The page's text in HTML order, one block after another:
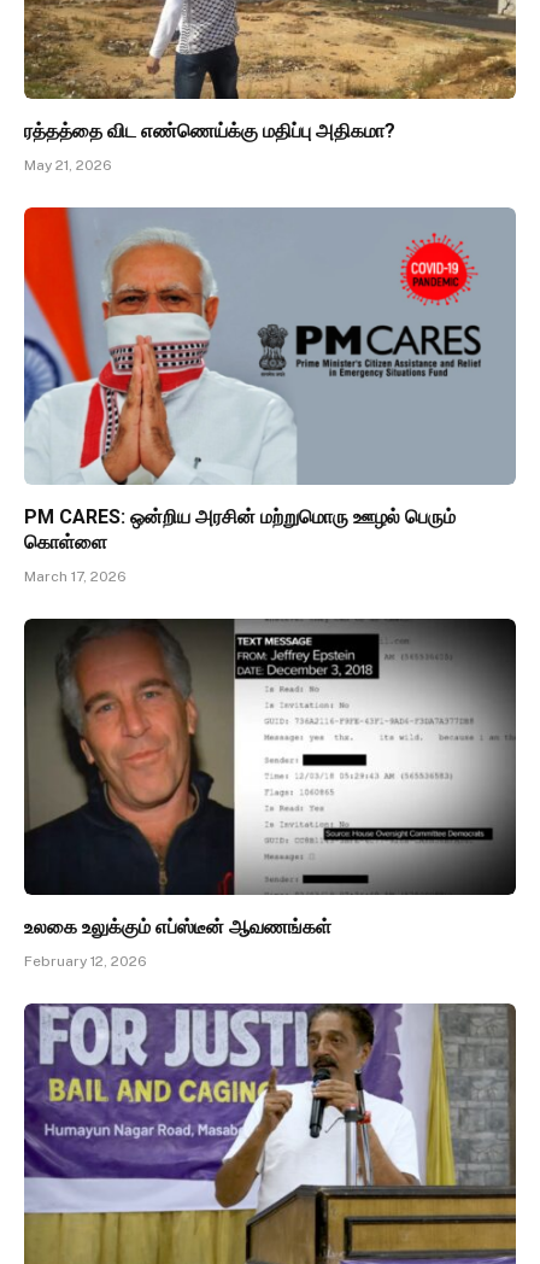
ரத்தத்தை விட எண்ணெய்க்கு மதிப்பு அதிகமா?
May 21, 2026
PM CARES: ஒன்றிய அரசின் மற்றுமொரு ஊழல் பெரும்
கொள்ளை
March 17, 2026
உலகை உலுக்கும் எப்ஸ்டீன் ஆவணங்கள்
February 12, 2026